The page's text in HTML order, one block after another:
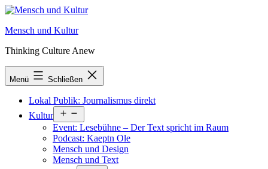
Zum
springen
Mensch und Kultur
Thinking Culture Anew
Menü Schließen
Lokal Publik: Journalismus direkt
Kultur
öffnen
Event: Lesebühne – Der Text spricht im Raum
Podcast: Kaeptn Ole
Mensch und Design
Mensch und Text